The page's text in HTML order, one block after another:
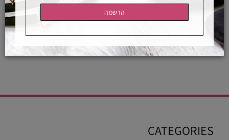
אחראיות בלעדית רכישה מאובטחת
CATEGORIES